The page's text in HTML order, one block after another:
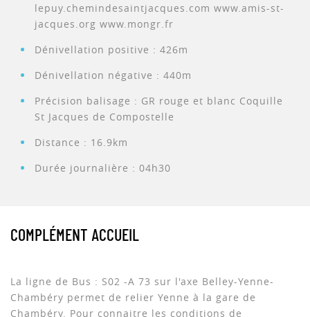
lepuy.chemindesaintjacques.com www.amis-st-
jacques.org www.mongr.fr
Dénivellation positive : 426m
Dénivellation négative : 440m
Précision balisage : GR rouge et blanc Coquille
St Jacques de Compostelle
Distance : 16.9km
Durée journalière : 04h30
COMPLÉMENT ACCUEIL
La ligne de Bus : S02 -A 73 sur l'axe Belley-Yenne-
Chambéry permet de relier Yenne à la gare de
Chambéry. Pour connaitre les conditions de